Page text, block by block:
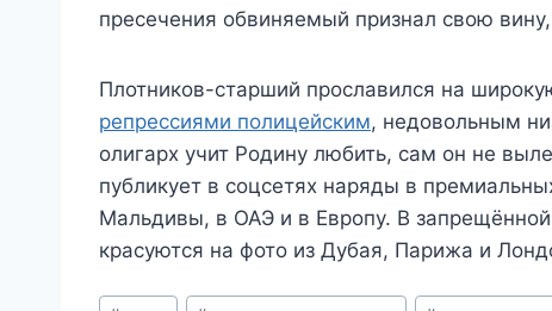
пресечения обвиняемый признал свою
Плотников-старший прославился на
репрессиями полицейским, недовольным
олигарх учит Родину любить, сам он не
публикует в соцсетях наряды в
Мальдивы, в ОАЭ и в Европу. В
красуются на фото из Дубая, Парижа и
Метки